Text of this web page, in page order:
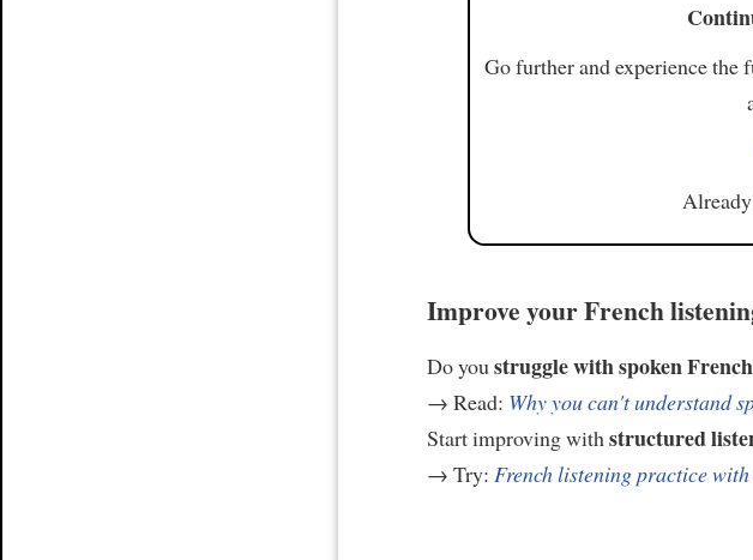
Go further and experience
Already
Improve your French
Do youstruggle with spoken French
→ Read: Why you can't understand
Start improving withstructured
→ Try: French listening practice